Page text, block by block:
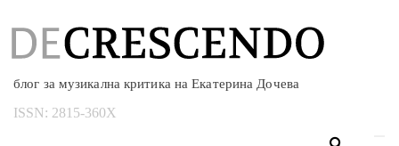
блог за музикална критика на Екатерина Дочева
ISSN: 2815-360X